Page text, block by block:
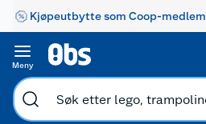
Kjøpeutbytte som Coop-medlem
Meny